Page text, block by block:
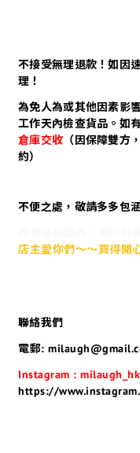
不接受無理退款！如因
理！
為免人為或其他因素影
工作天內檢查貨品。如
倉庫交收 （因保障雙方
約）
不便之處，敬請多多包
店主愛你們～～買得開
聯絡我們
電郵:
Instagram : milaugh_hk
https://